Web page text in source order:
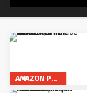
AMAZON PRIME VIDEO